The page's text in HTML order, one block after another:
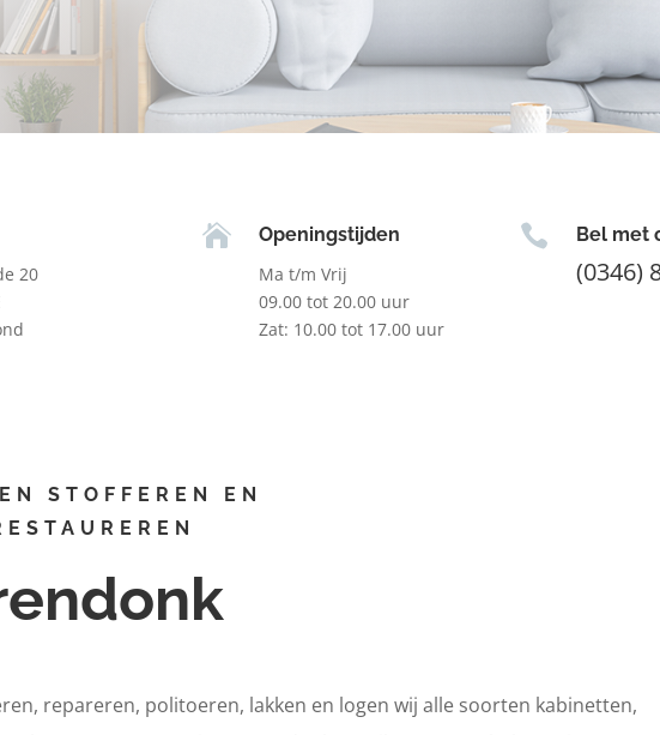
20

Openingstijden
Ma t/m Vrij
09.00 tot 20.00 uur
Zat: 10.00 tot 17.00 uur
 Bel met
(0346)
STOFFEREN EN
repareren, politoeren, lakken en logen wij alle soorten kabinetten,